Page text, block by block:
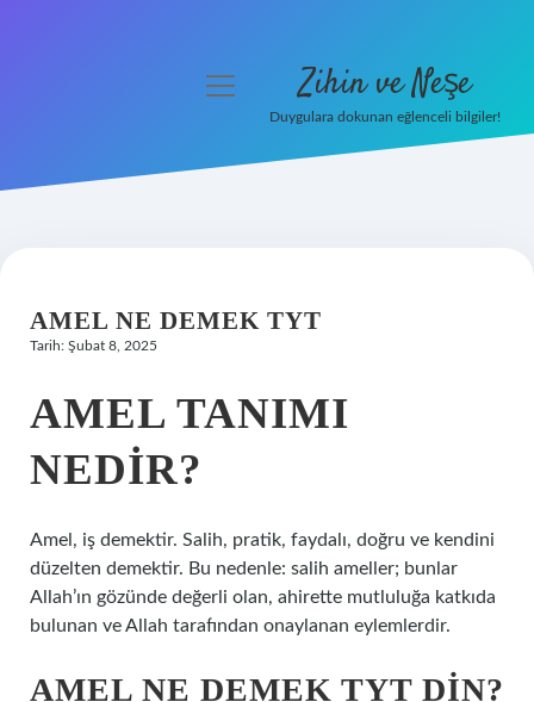
Hakkımızda
menüyü
Zihin ve Neşe
Duygulara dokunan eğlenceli bilgiler!
AMEL NE DEMEK TYT
Tarih: Şubat 8, 2025
AMEL TANIMI
NEDIR?
Amel, iş demektir. Salih, pratik, faydalı, doğru ve kendini
düzelten demektir. Bu nedenle: salih ameller; bunlar
Allah’ın gözünde değerli olan, ahirette mutluluğa katkıda
bulunan ve Allah tarafından onaylanan eylemlerdir.
AMEL NE DEMEK TYT DIN?